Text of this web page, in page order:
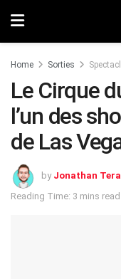
Home Sorties
Le Cirque
l’un des
de Las
by Jonathan
Reading Time: 3 mins read